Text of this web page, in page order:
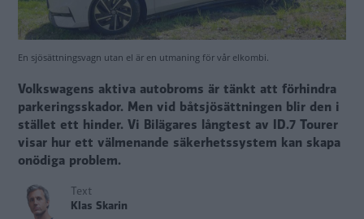
En sjösättningsvagn utan el är en utmaning för vår elkombi.
Volkswagens aktiva autobroms är tänkt att förhindra
parkeringsskador. Men vid båtsjösättningen blir den i
stället ett hinder. Vi Bilägares långtest av ID.7 Tourer
visar hur ett välmenande säkerhetssystem kan skapa
onödiga problem.
Text
Klas Skarin